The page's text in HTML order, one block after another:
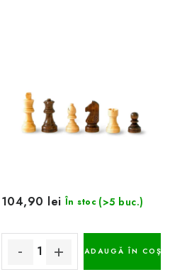
În stoc (>5 buc.)
104,90 lei
ADAUGĂ ÎN COŞ